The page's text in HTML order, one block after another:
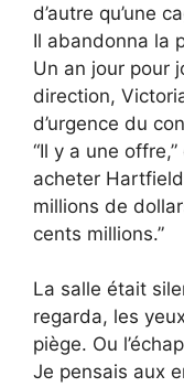
d’autre qu’une
Il abandonna la
Un an jour pour
direction,
d’urgence du
“Il y a une
acheter
millions de
cents millions.”
La salle était
regarda, les
piège. Ou
Je pensais aux